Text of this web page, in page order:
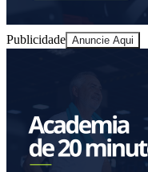
Publicidade Anuncie Aqui